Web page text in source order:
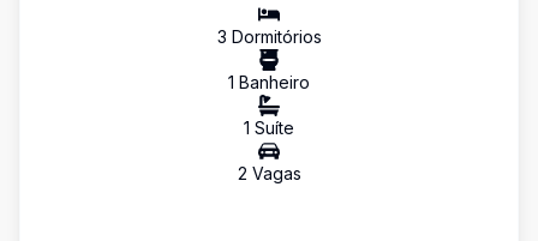
3 Dormitórios
1 Banheiro
1 Suíte
2 Vagas